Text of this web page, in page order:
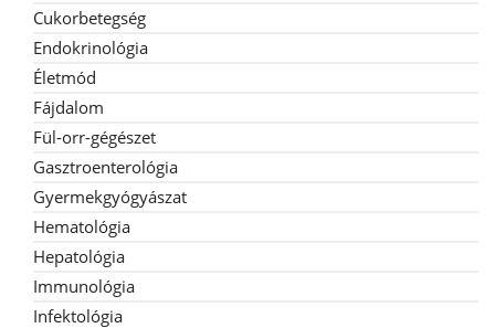
Cukorbetegség
Endokrinológia
Életmód
Fájdalom
Fül-orr-gégészet
Gasztroenterológia
Gyermekgyógyászat
Hematológia
Hepatológia
Immunológia
Infektológia